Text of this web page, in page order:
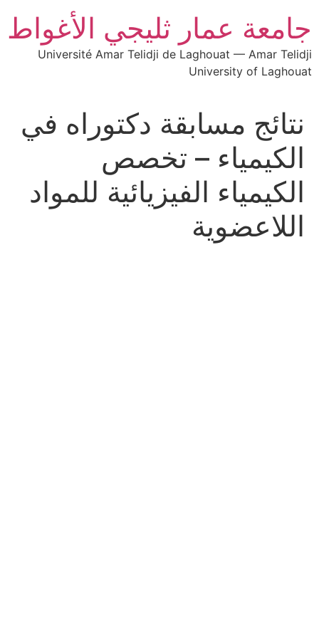
جامعة عمار ثليجي الأغواط
Université Amar Telidji de Laghouat — Amar Telidji
University of Laghouat
نتائج مسابقة دكتوراه في
الكيمياء – تخصص
الكيمياء الفيزيائية للمواد
اللاعضوية